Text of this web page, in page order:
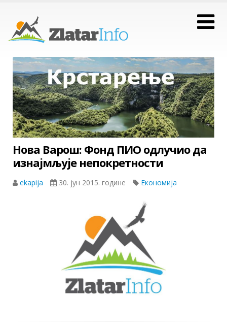
Нова Варош: Фонд ПИО одлучио да
изнајмљује непокретности
ekapija 30. јун 2015. године Економија